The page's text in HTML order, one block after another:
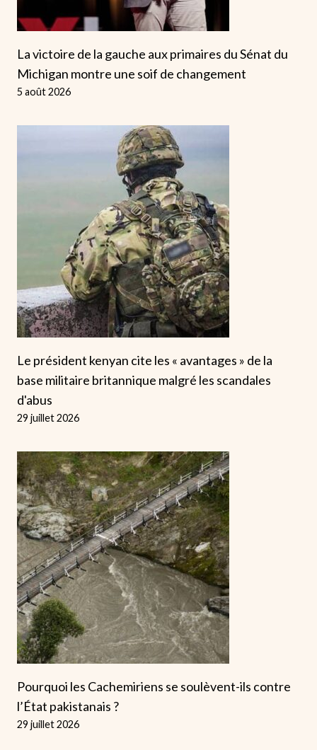
La victoire de la gauche aux primaires du Sénat du
Michigan montre une soif de changement
5 août 2026
Le président kenyan cite les « avantages » de la
base militaire britannique malgré les scandales
d'abus
29 juillet 2026
Pourquoi les Cachemiriens se soulèvent-ils contre
l’État pakistanais ?
29 juillet 2026